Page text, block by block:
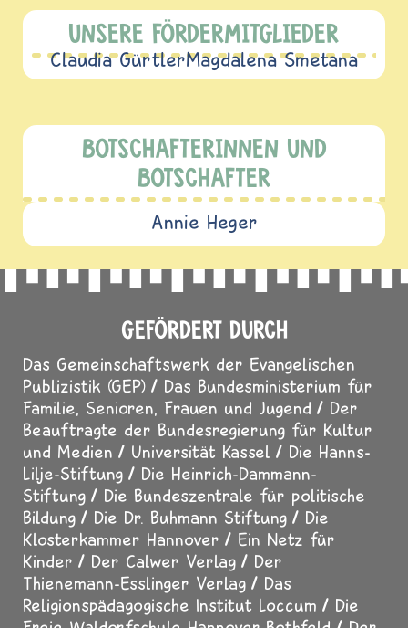
UNSERE FÖRDERMITGLIEDER
Claudia GürtlerMagdalena Smetana
BOTSCHAFTERINNEN UND
BOTSCHAFTER
Annie Heger
GEFÖRDERT DURCH
Das Gemeinschaftswerk der Evangelischen
Publizistik (GEP)
Das Bundesministerium für
Familie, Senioren, Frauen und Jugend
Der
Beauftragte der Bundesregierung für Kultur
und Medien
Universität Kassel
Die Hanns-
Lilje-Stiftung
Die Heinrich-Dammann-
Stiftung
Die Bundeszentrale für politische
Bildung
Die Dr. Buhmann Stiftung
Die
Klosterkammer Hannover
Ein Netz für
Kinder
Der Calwer Verlag
Der
Thienemann-Esslinger Verlag
Das
Religionspädagogische Institut Loccum
Die